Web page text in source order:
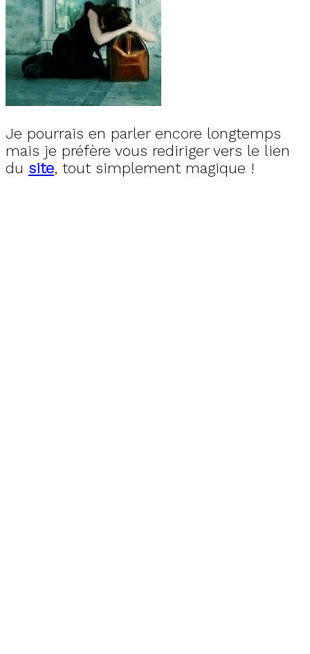
Je pourrais en parler encore longtemps
mais je préfère vous rediriger vers le lien
du site, tout simplement magique !